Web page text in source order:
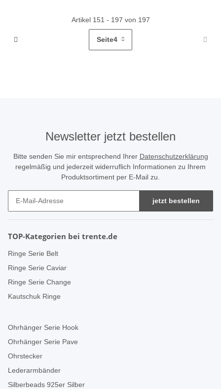
Artikel 151 - 197 von 197
Seite4
Newsletter jetzt bestellen
Bitte senden Sie mir entsprechend Ihrer Datenschutzerklärung
regelmäßig und jederzeit widerruflich Informationen zu Ihrem
Produktsortiment per E-Mail zu.
jetzt bestellen
TOP-Kategorien bei trente.de
Ringe Serie Belt
Ringe Serie Caviar
Ringe Serie Change
Kautschuk Ringe
Ohrhänger Serie Hook
Ohrhänger Serie Pave
Ohrstecker
Lederarmbänder
Silberbeads 925er Silber